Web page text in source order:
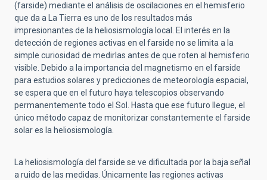
(farside) mediante el análisis de oscilaciones en el hemisferio
que da a La Tierra es uno de los resultados más
impresionantes de la heliosismología local. El interés en la
detección de regiones activas en el farside no se limita a la
simple curiosidad de medirlas antes de que roten al hemisferio
visible. Debido a la importancia del magnetismo en el farside
para estudios solares y predicciones de meteorología espacial,
se espera que en el futuro haya telescopios observando
permanentemente todo el Sol. Hasta que ese futuro llegue, el
único método capaz de monitorizar constantemente el farside
solar es la heliosismología.
La heliosismología del farside se ve dificultada por la baja señal
a ruido de las medidas. Únicamente las regiones activas